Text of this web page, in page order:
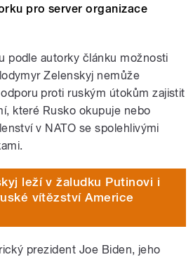
pro server organizace
podle autorky článku možnosti
Zelenskyj nemůže
proti ruským útokům zajistit
které Rusko okupuje nebo
v NATO se spolehlivými
leží v žaludku Putinovi i
vítězství Americe
prezident Joe Biden, jeho